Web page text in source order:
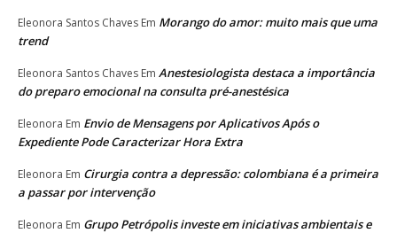
Eleonora Santos Chaves Em Morango do amor: muito mais que uma
trend
Eleonora Santos Chaves Em Anestesiologista destaca a importância
do preparo emocional na consulta pré-anestésica
Eleonora Em Envio de Mensagens por Aplicativos Após o
Expediente Pode Caracterizar Hora Extra
Eleonora Em Cirurgia contra a depressão: colombiana é a primeira
a passar por intervenção
Eleonora Em Grupo Petrópolis investe em iniciativas ambientais e